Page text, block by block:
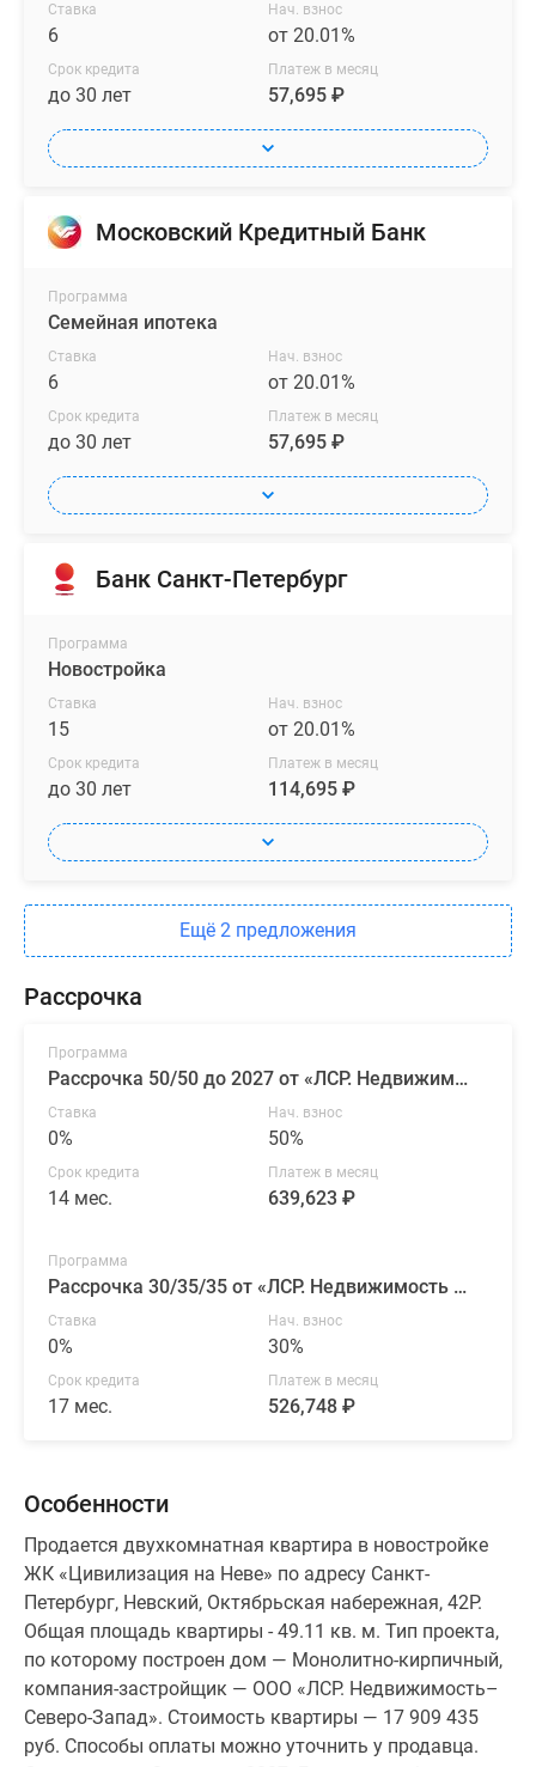
Ставка
6
Нач. взнос
от 20.01%
Срок кредита
до 30 лет
Платеж в месяц
57,695 ₽
Московский Кредитный Банк
Программа
Семейная ипотека
Ставка
6
Нач. взнос
от 20.01%
Срок кредита
до 30 лет
Платеж в месяц
57,695 ₽
Банк Санкт-Петербург
Программа
Новостройка
Ставка
15
Нач. взнос
от 20.01%
Срок кредита
до 30 лет
Платеж в месяц
114,695 ₽
Ещё 2 предложения
Рассрочка
Программа
Рассрочка 50/50 до 2027 от «ЛСР. Недвижимость — Северо-Запад»
Ставка
0%
Нач. взнос
50%
Срок кредита
14 мес.
Платеж в месяц
639,623 ₽
Программа
Рассрочка 30/35/35 от «ЛСР. Недвижимость — Северо-Запад»
Ставка
0%
Нач. взнос
30%
Срок кредита
17 мес.
Платеж в месяц
526,748 ₽
Особенности
Продается двухкомнатная квартира в новостройке
ЖК «Цивилизация на Неве» по адресу Санкт-
Петербург, Невский, Октябрьская набережная, 42Р.
Общая площадь квартиры - 49.11 кв. м. Тип проекта,
по которому построен дом — Монолитно-кирпичный,
компания-застройщик — ООО «ЛСР. Недвижимость–
Северо-Запад». Стоимость квартиры — 17 909 435
руб. Способы оплаты можно уточнить у продавца.